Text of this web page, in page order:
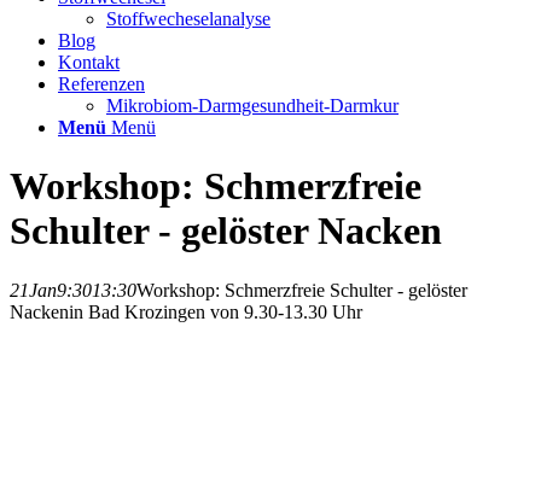
Stoffwecheselanalyse
Blog
Kontakt
Referenzen
Mikrobiom-Darmgesundheit-Darmkur
Menü Menü
Workshop: Schmerzfreie
Schulter - gelöster Nacken
21Jan9:3013:30Workshop: Schmerzfreie Schulter - gelöster
Nackenin Bad Krozingen von 9.30-13.30 Uhr